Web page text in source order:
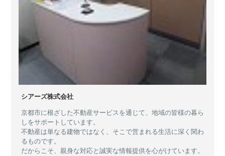
シアーズ株式会社
京都市に根ざした不動産サービスを通じて、地域の皆様の暮ら
しをサポートしています。
不動産は単なる建物ではなく、そこで営まれる生活に深く関わ
るものです。
だからこそ、親身な対応と誠実な情報提供を心がけています。